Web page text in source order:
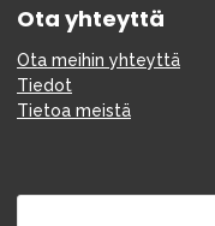
Ota yhteyttä
Ota meihin yhteyttä
Tiedot
Tietoa meistä